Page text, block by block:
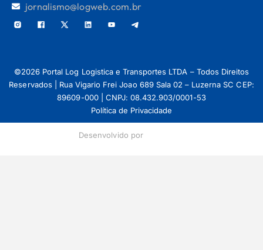
jornalismo@logweb.com.br
©2026 Portal Log Logistica e Transportes LTDA – Todos Direitos
Reservados | Rua Vigario Frei Joao 689 Sala 02 – Luzerna SC CEP:
89609-000 | CNPJ: 08.432.903/0001-53
Política de Privacidade
Desenvolvido por